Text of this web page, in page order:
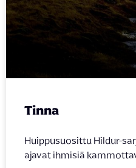
Tinna
Huippusuosittu Hildur-
ajavat ihmisiä